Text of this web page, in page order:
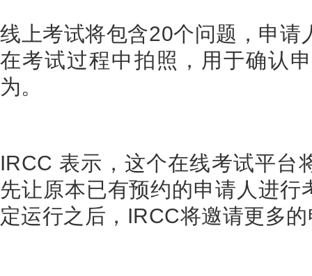
线上考试将包含20个问题，申请
在考试过程中拍照，用于确认
为。
IRCC 表示，这个在线考试平台
先让原本已有预约的申请人进
定运行之后， IRCC将邀请更多